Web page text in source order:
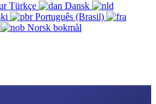
Türkçe
Dansk
Português (Brasil)
Norsk bokmål